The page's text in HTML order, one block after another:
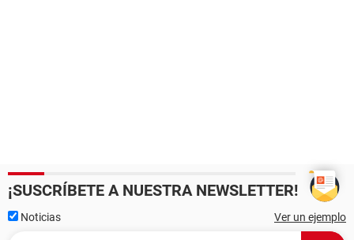
¡SUSCRÍBETE A NUESTRA NEWSLETTER!
Noticias Ver un ejemplo